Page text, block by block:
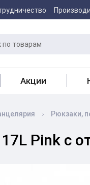
Акции
Рюкзаки,
Pink с